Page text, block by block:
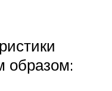
образом: